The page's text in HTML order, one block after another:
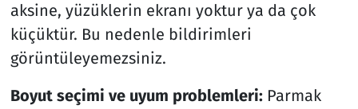
aksine, yüzüklerin ekranı yoktur ya da çok
küçüktür. Bu nedenle bildirimleri
görüntüleyemezsiniz.
Boyut seçimi ve uyum problemleri:Parmak